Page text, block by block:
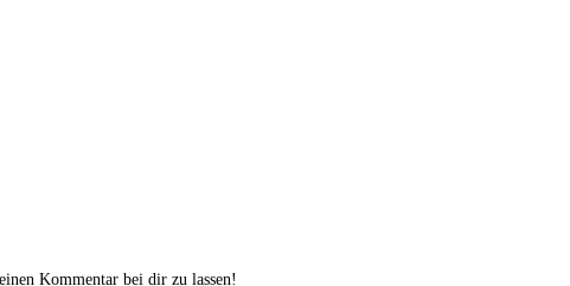
Kommentar bei dir zu lassen!